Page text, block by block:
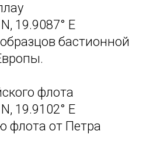
19.9087° E
бастионной
флота
19.9102° E
флота от Петра